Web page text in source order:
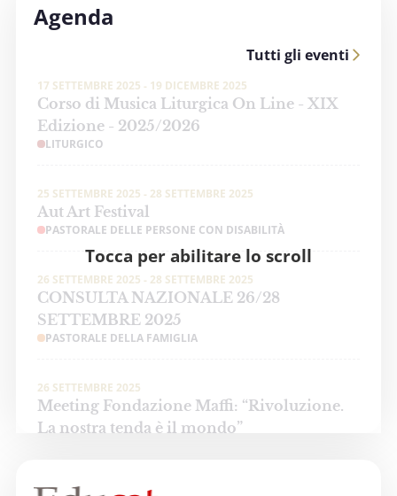
Agenda
Tutti gli eventi
Tocca per abilitare lo scroll
17 SETTEMBRE 2025 - 19 DICEMBRE 2025
Corso di Musica Liturgica On Line - XIX
Edizione - 2025/2026
LITURGICO
25 SETTEMBRE 2025 - 28 SETTEMBRE 2025
Aut Art Festival
PASTORALE DELLE PERSONE CON DISABILITÀ
26 SETTEMBRE 2025 - 28 SETTEMBRE 2025
CONSULTA NAZIONALE 26/28
SETTEMBRE 2025
PASTORALE DELLA FAMIGLIA
26 SETTEMBRE 2025
Meeting Fondazione Maffi: “Rivoluzione.
La nostra tenda è il mondo”